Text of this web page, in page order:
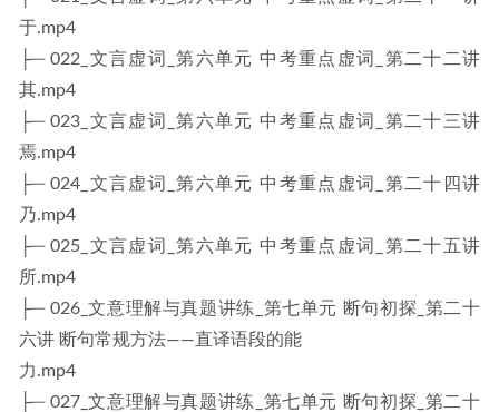
于.mp4
├─ 022_文言虚词_第六单元 中考重点虚词_第二十二讲
其.mp4
├─ 023_文言虚词_第六单元 中考重点虚词_第二十三讲
焉.mp4
├─ 024_文言虚词_第六单元 中考重点虚词_第二十四讲
乃.mp4
├─ 025_文言虚词_第六单元 中考重点虚词_第二十五讲
所.mp4
├─ 026_文意理解与真题讲练_第七单元 断句初探_第二十
六讲 断句常规方法——直译语段的能
力.mp4
├─ 027_文意理解与真题讲练_第七单元 断句初探_第二十